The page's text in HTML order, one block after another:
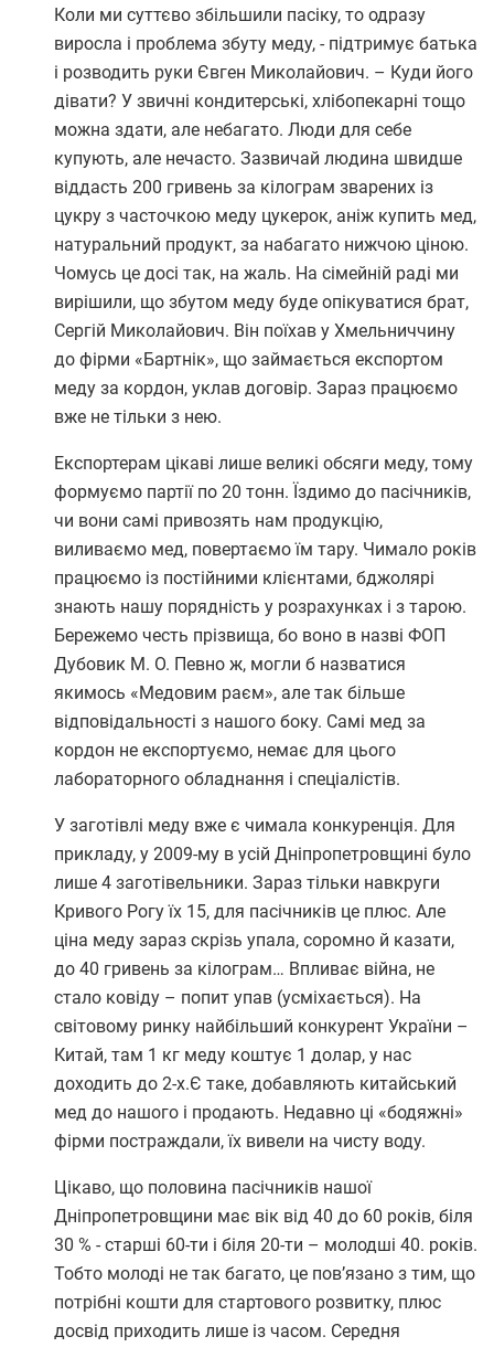
Коли ми суттєво збільшили пасіку, то одразу
виросла і проблема збуту меду, - підтримує батька
і розводить руки Євген Миколайович. – Куди його
дівати? У звичні кондитерські, хлібопекарні тощо
можна здати, але небагато. Люди для себе
купують, але нечасто. Зазвичай людина швидше
віддасть 200 гривень за кілограм зварених із
цукру з часточкою меду цукерок, аніж купить мед,
натуральний продукт, за набагато нижчою ціною.
Чомусь це досі так, на жаль. На сімейній раді ми
вирішили, що збутом меду буде опікуватися брат,
Сергій Миколайович. Він поїхав у Хмельниччину
до фірми «Бартнік», що займається експортом
меду за кордон, уклав договір. Зараз працюємо
вже не тільки з нею.
Експортерам цікаві лише великі обсяги меду, тому
формуємо партії по 20 тонн. Їздимо до пасічників,
чи вони самі привозять нам продукцію,
виливаємо мед, повертаємо їм тару. Чимало років
працюємо із постійними клієнтами, бджолярі
знають нашу порядність у розрахунках і з тарою.
Бережемо честь прізвища, бо воно в назві ФОП
Дубовик М. О. Певно ж, могли б назватися
якимось «Медовим раєм», але так більше
відповідальності з нашого боку. Самі мед за
кордон не експортуємо, немає для цього
лабораторного обладнання і спеціалістів.
У заготівлі меду вже є чимала конкуренція. Для
прикладу, у 2009-му в усій Дніпропетровщині було
лише 4 заготівельники. Зараз тільки навкруги
Кривого Рогу їх 15, для пасічників це плюс. Але
ціна меду зараз скрізь упала, соромно й казати,
до 40 гривень за кілограм… Впливає війна, не
стало ковіду – попит упав (усміхається). На
світовому ринку найбільший конкурент України –
Китай, там 1 кг меду коштує 1 долар, у нас
доходить до 2-х.Є таке, добавляють китайський
мед до нашого і продають. Недавно ці «бодяжні»
фірми постраждали, їх вивели на чисту воду.
Цікаво, що половина пасічників нашої
Дніпропетровщини має вік від 40 до 60 років, біля
30 % - старші 60-ти і біля 20-ти – молодші 40. років.
Тобто молоді не так багато, це пов’язано з тим, що
потрібні кошти для стартового розвитку, плюс
досвід приходить лише із часом. Середня